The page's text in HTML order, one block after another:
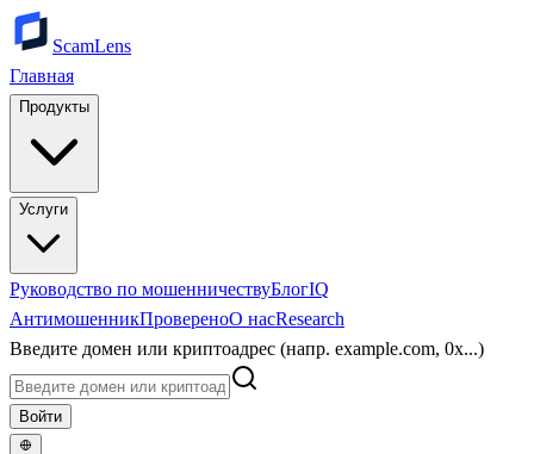
ScamLens
Главная
Продукты
Услуги
Руководство по мошенничествуБлогIQ
АнтимошенникПровереноО насResearch
Введите домен или криптоадрес (напр. example.com, 0x...)
Войти